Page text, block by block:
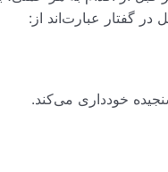
گفتار عبارت‌اند از:
خودداری می‌کند.